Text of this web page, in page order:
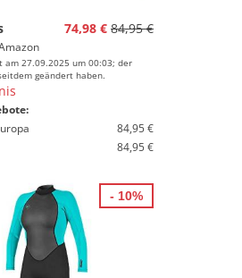
74,98 € 84,95 €
27.09.2025 um 00:03; der
geändert haben.
84,95 €
84,95 €
- 10%